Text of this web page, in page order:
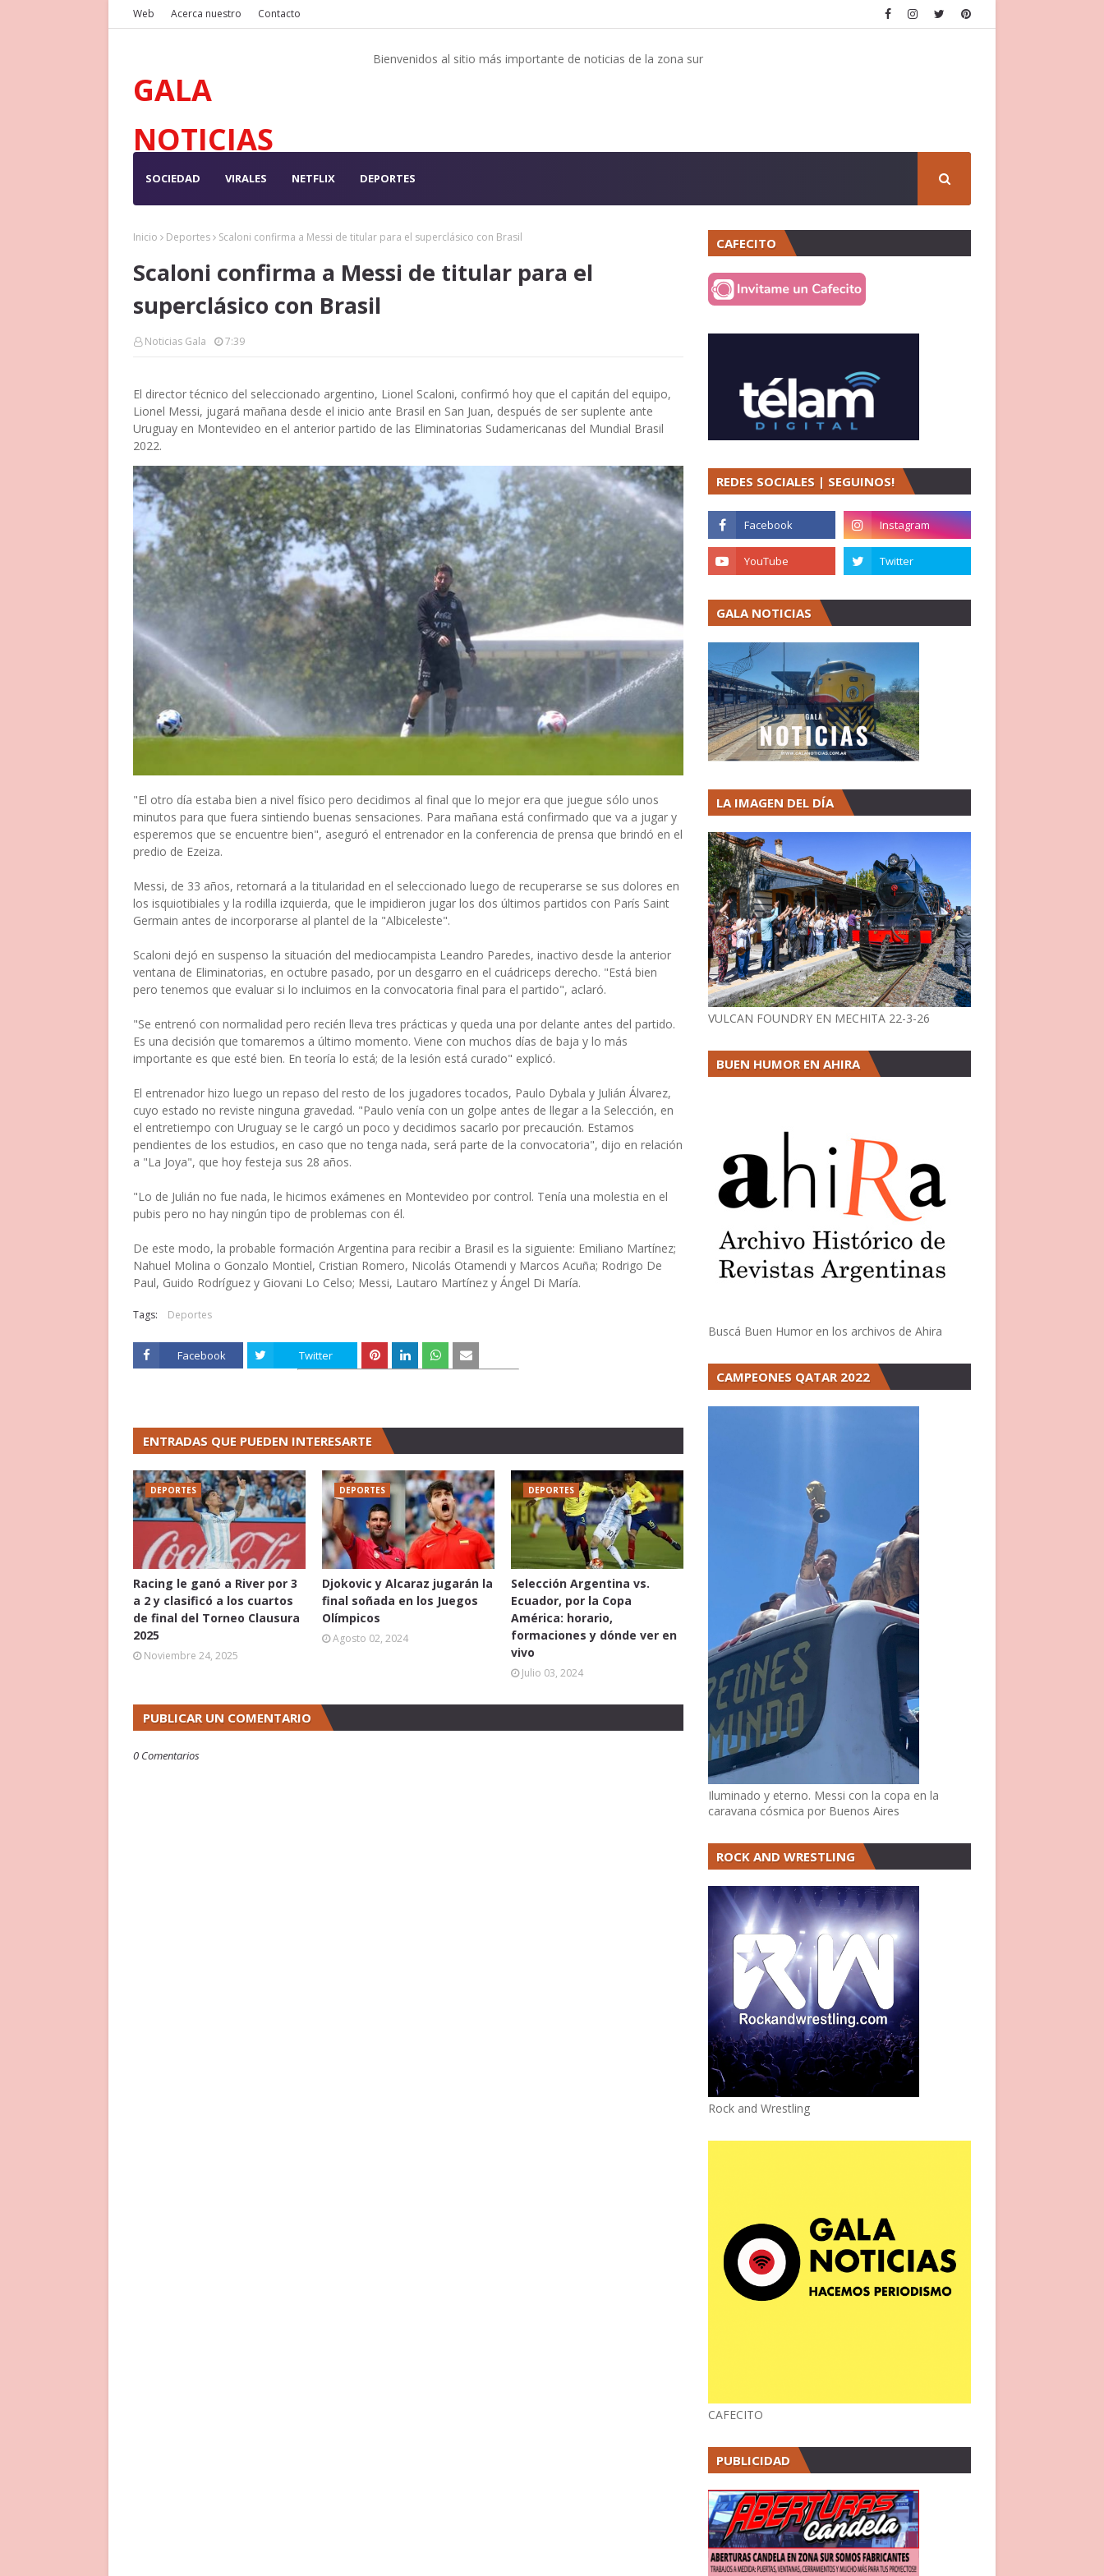
Web Acerca nuestro Contacto
GALA
NOTICIAS
Bienvenidos al sitio más importante de noticias de la zona sur
SOCIEDAD VIRALES NETFLIX DEPORTES
Inicio Deportes Scaloni confirma a Messi de titular para el superclásico con Brasil
Scaloni confirma a Messi de titular para el
superclásico con Brasil
Noticias Gala 7:39
El director técnico del seleccionado argentino, Lionel Scaloni, confirmó hoy que el capitán del equipo,
Lionel Messi, jugará mañana desde el inicio ante Brasil en San Juan, después de ser suplente ante
Uruguay en Montevideo en el anterior partido de las Eliminatorias Sudamericanas del Mundial Brasil
2022.
"El otro día estaba bien a nivel físico pero decidimos al final que lo mejor era que juegue sólo unos
minutos para que fuera sintiendo buenas sensaciones. Para mañana está confirmado que va a jugar y
esperemos que se encuentre bien", aseguró el entrenador en la conferencia de prensa que brindó en el
predio de Ezeiza.
Messi, de 33 años, retornará a la titularidad en el seleccionado luego de recuperarse se sus dolores en
los isquiotibiales y la rodilla izquierda, que le impidieron jugar los dos últimos partidos con París Saint
Germain antes de incorporarse al plantel de la "Albiceleste".
Scaloni dejó en suspenso la situación del mediocampista Leandro Paredes, inactivo desde la anterior
ventana de Eliminatorias, en octubre pasado, por un desgarro en el cuádriceps derecho. "Está bien
pero tenemos que evaluar si lo incluimos en la convocatoria final para el partido", aclaró.
"Se entrenó con normalidad pero recién lleva tres prácticas y queda una por delante antes del partido.
Es una decisión que tomaremos a último momento. Viene con muchos días de baja y lo más
importante es que esté bien. En teoría lo está; de la lesión está curado" explicó.
El entrenador hizo luego un repaso del resto de los jugadores tocados, Paulo Dybala y Julián Álvarez,
cuyo estado no reviste ninguna gravedad. "Paulo venía con un golpe antes de llegar a la Selección, en
el entretiempo con Uruguay se le cargó un poco y decidimos sacarlo por precaución. Estamos
pendientes de los estudios, en caso que no tenga nada, será parte de la convocatoria", dijo en relación
a "La Joya", que hoy festeja sus 28 años.
"Lo de Julián no fue nada, le hicimos exámenes en Montevideo por control. Tenía una molestia en el
pubis pero no hay ningún tipo de problemas con él.
De este modo, la probable formación Argentina para recibir a Brasil es la siguiente: Emiliano Martínez;
Nahuel Molina o Gonzalo Montiel, Cristian Romero, Nicolás Otamendi y Marcos Acuña; Rodrigo De
Paul, Guido Rodríguez y Giovani Lo Celso; Messi, Lautaro Martínez y Ángel Di María.
Tags: Deportes
Facebook Twitter
ENTRADAS QUE PUEDEN INTERESARTE
DEPORTES
Racing le ganó a River por 3
a 2 y clasificó a los cuartos
de final del Torneo Clausura
2025
Noviembre 24, 2025
DEPORTES
Djokovic y Alcaraz jugarán la
final soñada en los Juegos
Olímpicos
Agosto 02, 2024
DEPORTES
Selección Argentina vs.
Ecuador, por la Copa
América: horario,
formaciones y dónde ver en
vivo
Julio 03, 2024
PUBLICAR UN COMENTARIO
0 Comentarios
CAFECITO
REDES SOCIALES | SEGUINOS!
GALA NOTICIAS
LA IMAGEN DEL DÍA
VULCAN FOUNDRY EN MECHITA 22-3-26
BUEN HUMOR EN AHIRA
Buscá Buen Humor en los archivos de Ahira
CAMPEONES QATAR 2022
Iluminado y eterno. Messi con la copa en la
caravana cósmica por Buenos Aires
ROCK AND WRESTLING
Rock and Wrestling
CAFECITO
PUBLICIDAD